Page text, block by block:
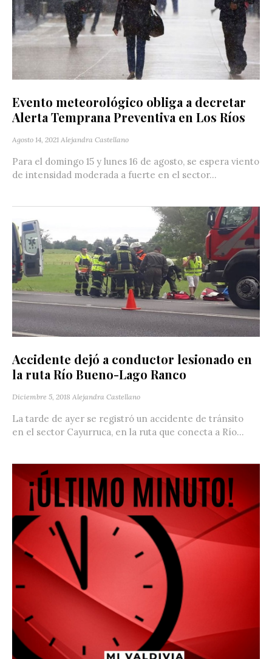
Evento meteorológico obliga a decretar
Alerta Temprana Preventiva en Los Ríos
Agosto 14, 2021 Alejandra Castellano
Para el domingo 15 y lunes 16 de agosto, se espera viento
de intensidad moderada a fuerte en el sector...
Accidente dejó a conductor lesionado en
la ruta Río Bueno-Lago Ranco
Diciembre 5, 2018 Alejandra Castellano
La tarde de ayer se registró un accidente de tránsito
en el sector Cayurruca, en la ruta que conecta a Río...